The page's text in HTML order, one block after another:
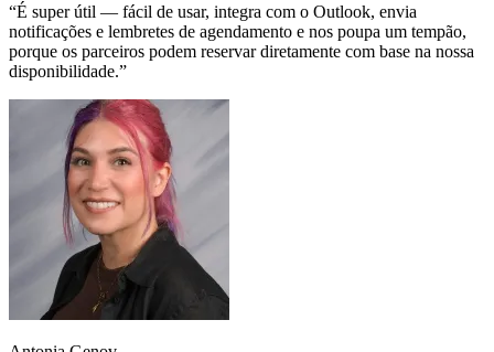
“É super útil — fácil de usar, integra com o Outlook, envia
notificações e lembretes de agendamento e nos poupa um tempão,
porque os parceiros podem reservar diretamente com base na nossa
disponibilidade.”